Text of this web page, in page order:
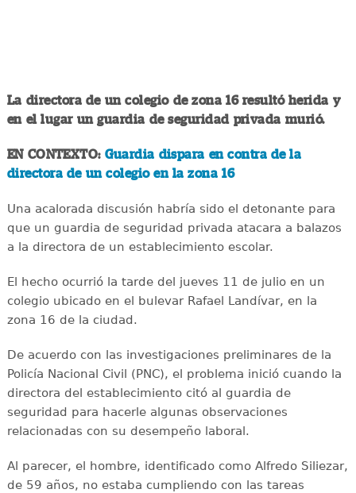
La directora de un colegio de zona 16 resultó herida y
en el lugar un guardia de seguridad privada murió.
EN CONTEXTO: Guardia dispara en contra de la
directora de un colegio en la zona 16
Una acalorada discusión habría sido el detonante para
que un guardia de seguridad privada atacara a balazos
a la directora de un establecimiento escolar.
El hecho ocurrió la tarde del jueves 11 de julio en un
colegio ubicado en el bulevar Rafael Landívar, en la
zona 16 de la ciudad.
De acuerdo con las investigaciones preliminares de la
Policía Nacional Civil (PNC), el problema inició cuando la
directora del establecimiento citó al guardia de
seguridad para hacerle algunas observaciones
relacionadas con su desempeño laboral.
Al parecer, el hombre, identificado como Alfredo Siliezar,
de 59 años, no estaba cumpliendo con las tareas